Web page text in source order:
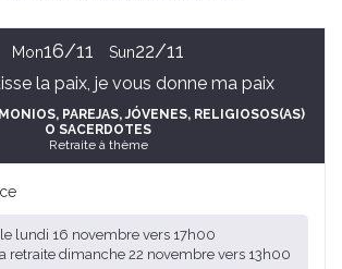
Mon16/11 Sun22/11
la paix, je vous donne ma paix
PAREJAS, JÓVENES, RELIGIOSOS(AS)
O SACERDOTES
Retraite à thème
lundi 16 novembre vers 17h00
retraite dimanche 22 novembre vers 13h00